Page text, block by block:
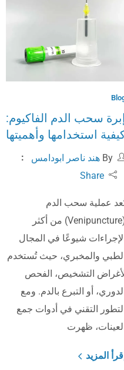
إبرة سحب الدم الفاكيوم:
استخدامها وأهميتها
هند ناصر ابودامس
Share
عملية سحب الدم
(Venipuncture) من أكثر
الإجراءات شيوعًا في المجال
الطبي والمخبري، حيث تُستخدم
التشخيص، الفحص
الدوري، أو التبرع بالدم. ومع
التطور التقني في أدوات جمع
العينات، ظهرت
المزيد